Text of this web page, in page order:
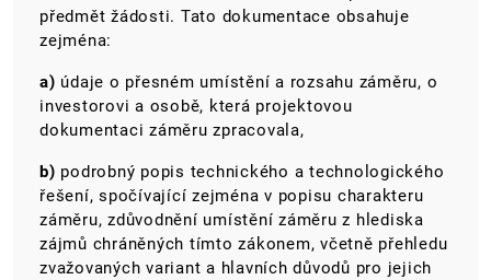
předmět žádosti. Tato dokumentace obsahuje
zejména:
a) údaje o přesném umístění a rozsahu záměru, o
investorovi a osobě, která projektovou
dokumentaci záměru zpracovala,
b) podrobný popis technického a technologického
řešení, spočívající zejména v popisu charakteru
záměru, zdůvodnění umístění záměru z hlediska
zájmů chráněných tímto zákonem, včetně přehledu
zvažovaných variant a hlavních důvodů pro jejich